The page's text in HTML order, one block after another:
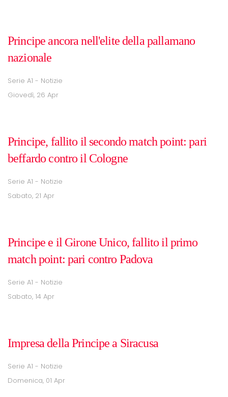
Principe ancora nell'elite della pallamano
nazionale
Serie A1 - Notizie
Giovedì, 26 Apr
Principe, fallito il secondo match point: pari
beffardo contro il Cologne
Serie A1 - Notizie
Sabato, 21 Apr
Principe e il Girone Unico, fallito il primo
match point: pari contro Padova
Serie A1 - Notizie
Sabato, 14 Apr
Impresa della Principe a Siracusa
Serie A1 - Notizie
Domenica, 01 Apr